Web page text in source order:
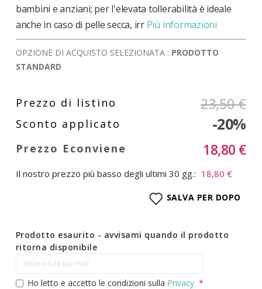
bambini e anziani; per l'elevata tollerabilità è ideale
anche in caso di pelle secca, irr Più informazioni
OPZIONE DI ACQUISTO SELEZIONATA : PRODOTTO
STANDARD
23,50 €
-20%
18,80 €
Il nostro prezzo più basso degli ultimi 30 gg.: 18,80 €
SALVA PER DOPO
Prodotto esaurito - avvisami quando il prodotto
ritorna disponibile
Ho letto e accetto le condizioni sulla Privacy